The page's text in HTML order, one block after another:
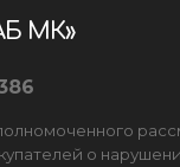
МК»
о